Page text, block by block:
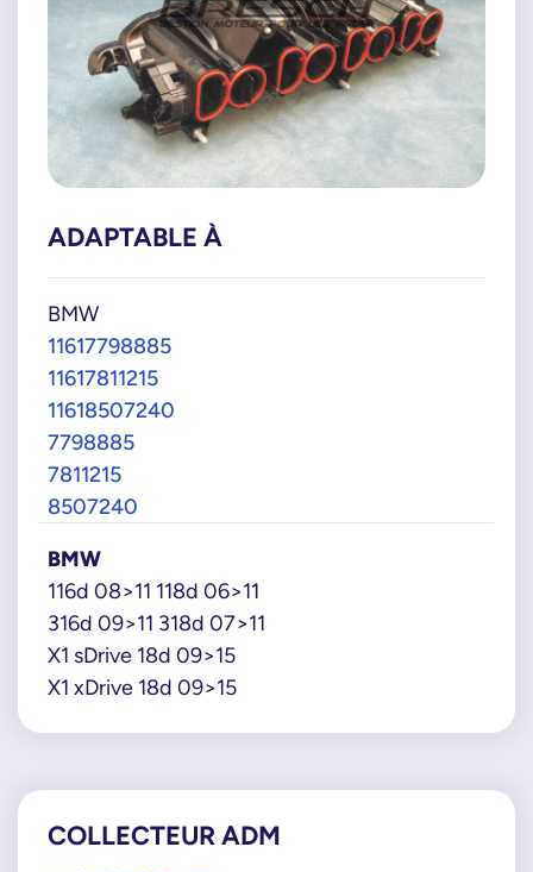
ADAPTABLE À
BMW
11617798885
11617811215
11618507240
7798885
7811215
8507240
BMW
116d 08>11 118d 06>11
316d 09>11 318d 07>11
X1 sDrive 18d 09>15
X1 xDrive 18d 09>15
COLLECTEUR ADM